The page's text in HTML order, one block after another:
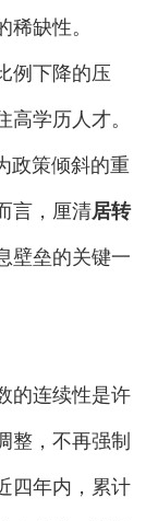
缺性。
下降的压
学历人才。
政策倾斜的重
言，厘清居转
壁垒的关键一
连续性是许
整，不再强制
四年内，累计